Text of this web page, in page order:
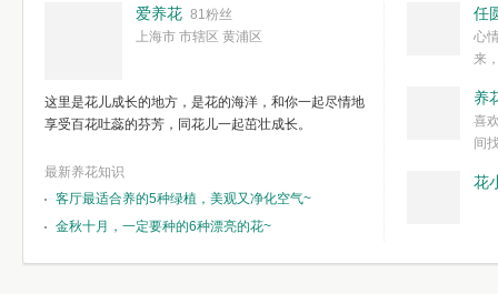
爱养花 81粉丝
上海市 市辖区 黄浦区
这里是花儿成长的地方，是花的海洋，和你一起尽情地
享受百花吐蕊的芬芳，同花儿一起茁壮成长。
最新养花知识
客厅最适合养的5种绿植，美观又净化空气~
金秋十月，一定要种的6种漂亮的花~
任
心
来
简单愉快的心
我们自己复杂
养
喜
间
花